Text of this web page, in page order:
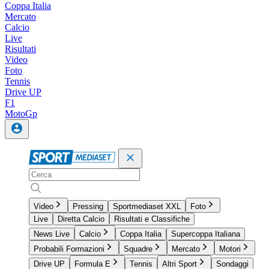
Coppa Italia
Mercato
Calcio
Live
Risultati
Video
Foto
Tennis
Drive UP
F1
MotoGp
Video Pressing Sportmediaset XXL
Foto
Live
Diretta Calcio
Risultati e Classifiche
News Live
Calcio Coppa Italia
Supercoppa Italiana
Probabili Formazioni
Squadre Mercato
Motori
Drive UP
Formula E Tennis Altri Sport
Sondaggi